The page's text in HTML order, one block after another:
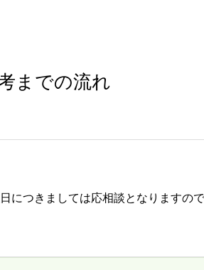
までの流れ
つきましては応相談となりますの